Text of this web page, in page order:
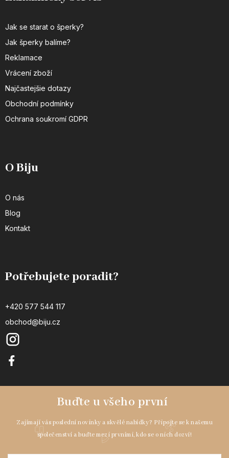
Jak se starat o šperky?
Jak šperky balíme?
Reklamace
Vrácení zboží
Najčastejšie dotazy
Obchodní podmínky
Ochrana soukromí GDPR
O Biju
O nás
Blog
Kontakt
Potřebujete poradit?
+420 577 544 117
obchod@biju.cz